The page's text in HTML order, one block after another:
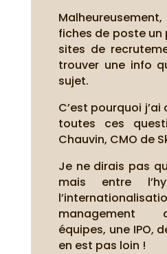
fiches de poste un
sites de
trouver une info
sujet.
C’est pourquoi
toutes ces
Chauvin, CMO de
Je ne dirais pas
mais entre
management
équipes, une IPO,
en est pas loin !